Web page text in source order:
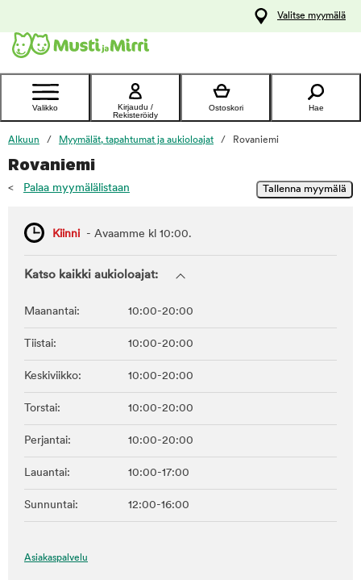
Ota yhteyttä
asiakaspalveluun
Valitse myymälä
Valikko
Kirjaudu /
Rekisteröidy
Ostoskori Hae
Alkuun Myymälät, tapahtumat ja aukioloajat Rovaniemi
Rovaniemi
< Palaa myymälälistaan
Kiinni - Avaamme kl 10:00.
Katso kaikki aukioloajat:
Maanantai: 10:00-20:00
Tiistai: 10:00-20:00
Keskiviikko: 10:00-20:00
Torstai: 10:00-20:00
Perjantai: 10:00-20:00
Lauantai: 10:00-17:00
Sunnuntai: 12:00-16:00
Asiakaspalvelu